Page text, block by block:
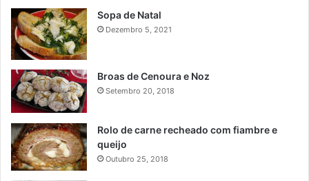
Sopa de Natal
Dezembro 5, 2021
Broas de Cenoura e Noz
Setembro 20, 2018
Rolo de carne recheado com fiambre e
queijo
Outubro 25, 2018